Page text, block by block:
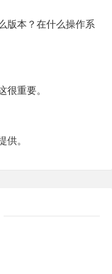
版本？在什么操作系
重要。
。